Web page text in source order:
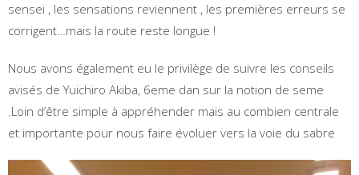
sensei , les sensations reviennent , les premières erreurs se
corrigent…mais la route reste longue !
Nous avons également eu le privilège de suivre les conseils
avisés de Yuichiro Akiba, 6eme dan sur la notion de seme
.Loin d’être simple à appréhender mais au combien centrale
et importante pour nous faire évoluer vers la voie du sabre